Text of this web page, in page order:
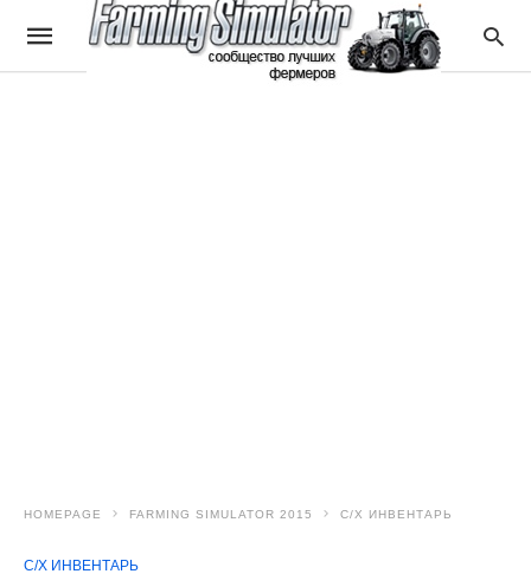
HOMEPAGE FARMING SIMULATOR 2015 С/Х ИНВЕНТАРЬ
С/Х ИНВЕНТАРЬ